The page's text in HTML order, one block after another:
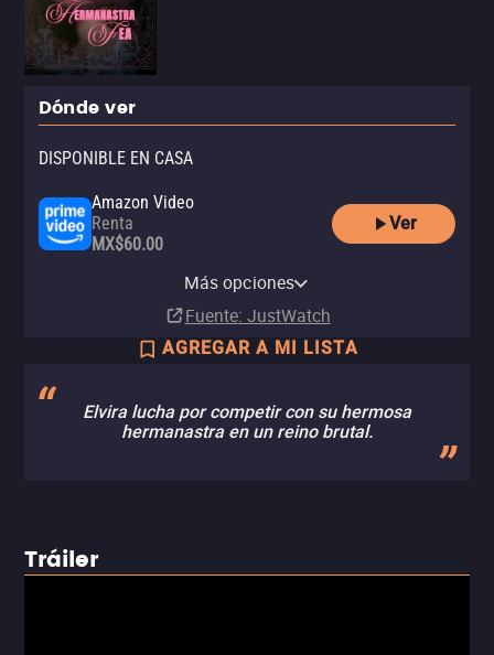
Dónde ver
DISPONIBLE EN CASA
Amazon Video
Renta
MX$60.00
Ver
Apple TV Store
Más opciones
Fuente: JustWatch
AGREGAR A MI LISTA
Elvira lucha por competir con su hermosa
hermanastra en un reino brutal.
Tráiler